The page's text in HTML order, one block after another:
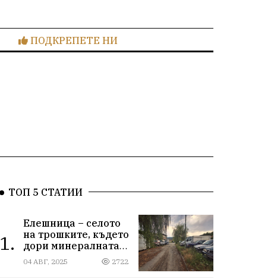
ПОДКРЕПЕТЕ НИ
ТОП 5 СТАТИИ
1.
Елешница – селото
на трошките, където
дори минералната
вода не може да
измие срама
04 АВГ, 2025 2722